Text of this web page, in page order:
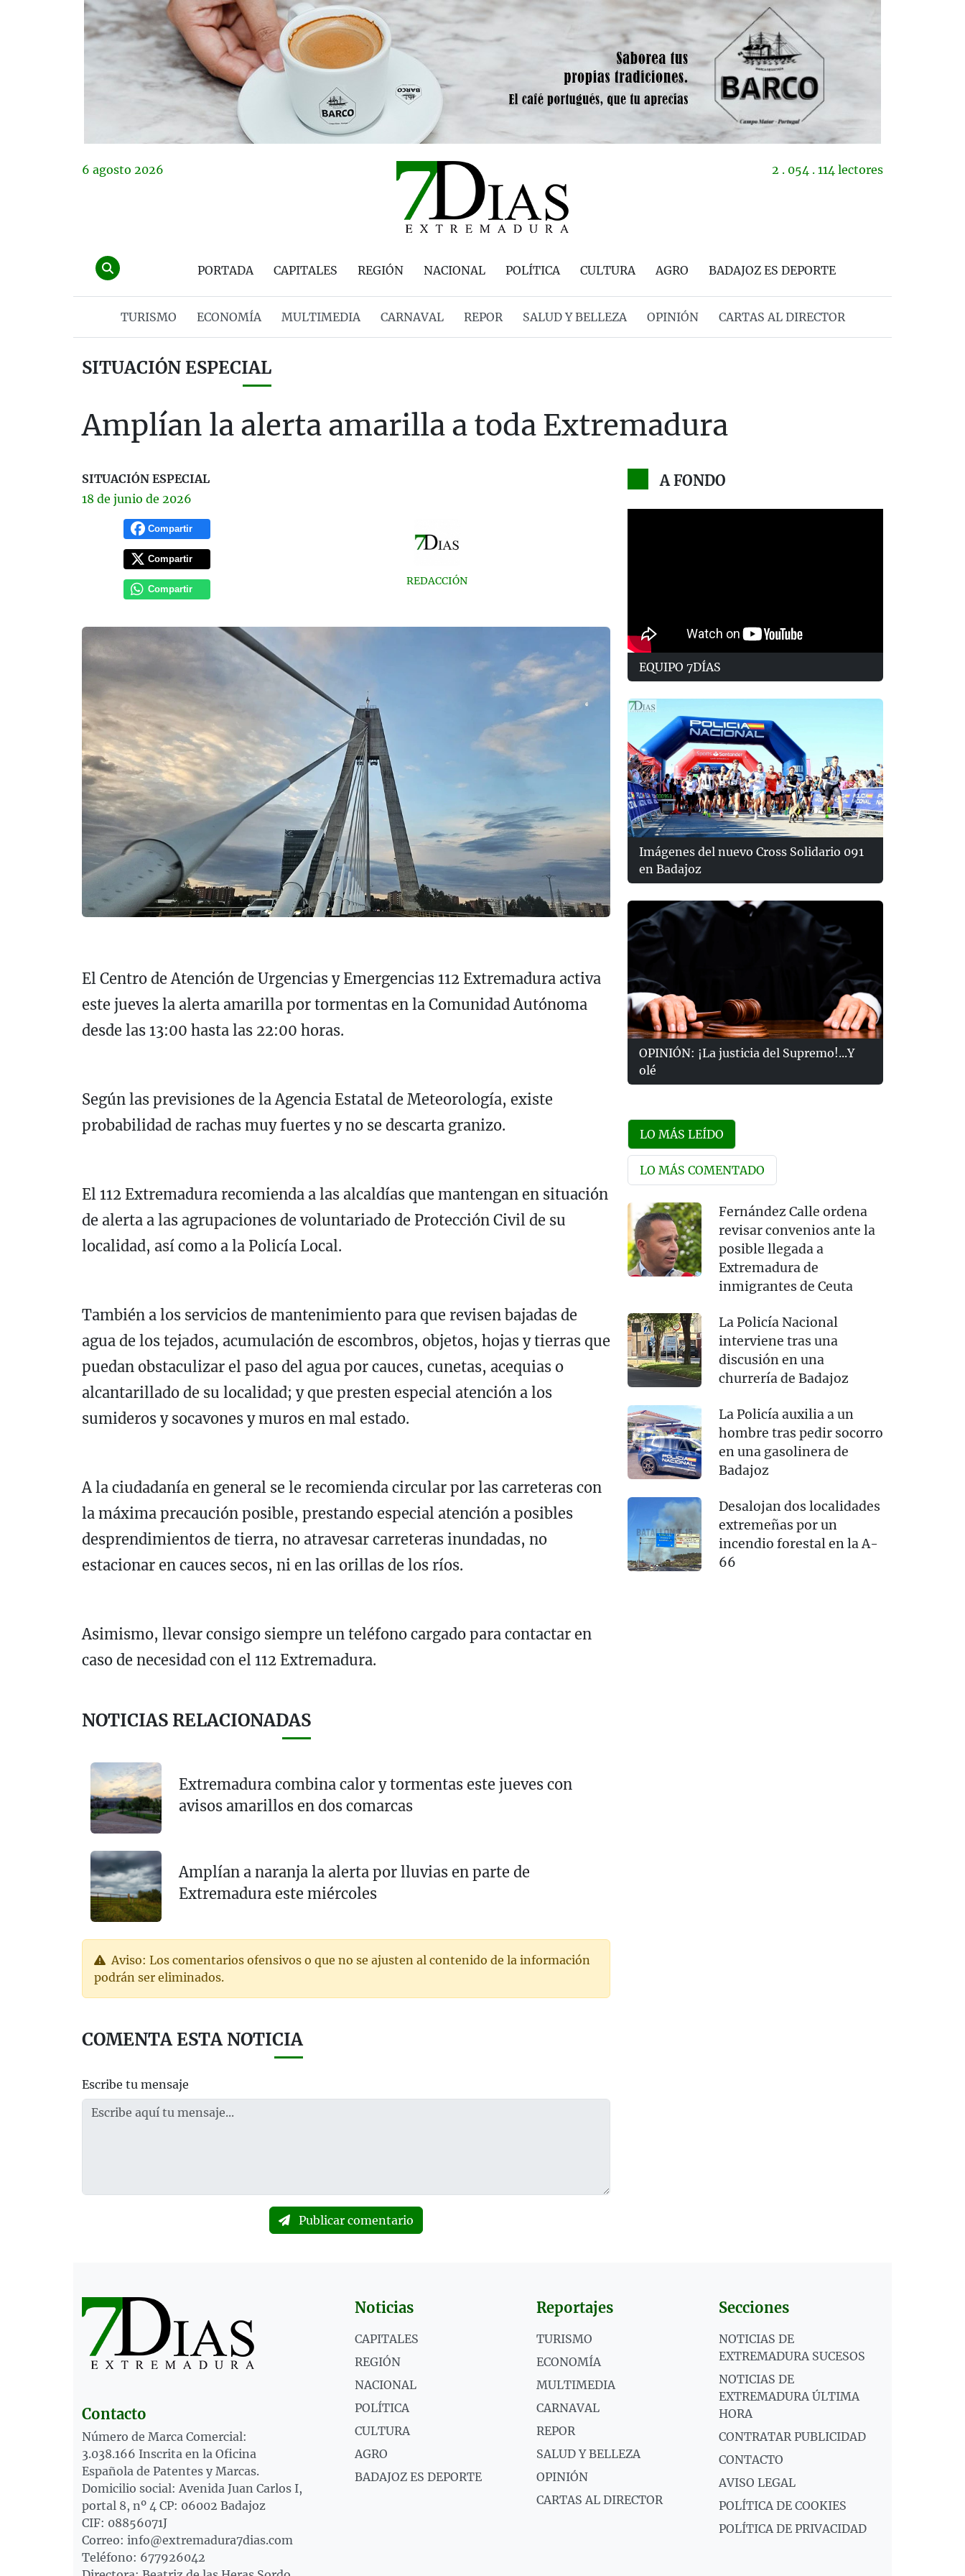
6 agosto 2026 2 . 054 . 114 lectores
PORTADA CAPITALES REGIÓN NACIONAL POLÍTICA CULTURA AGRO BADAJOZ ES DEPORTE
TURISMO ECONOMÍA MULTIMEDIA CARNAVAL REPOR SALUD Y BELLEZA OPINIÓN CARTAS AL DIRECTOR
SITUACIÓN ESPECIAL
Amplían la alerta amarilla a toda Extremadura
SITUACIÓN ESPECIAL
18 de junio de 2026
Compartir
Compartir
Compartir
REDACCIÓN
El Centro de Atención de Urgencias y Emergencias 112 Extremadura activa
este jueves la alerta amarilla por tormentas en la Comunidad Autónoma
desde las 13:00 hasta las 22:00 horas.
Según las previsiones de la Agencia Estatal de Meteorología, existe
probabilidad de rachas muy fuertes y no se descarta granizo.
El 112 Extremadura recomienda a las alcaldías que mantengan en situación
de alerta a las agrupaciones de voluntariado de Protección Civil de su
localidad, así como a la Policía Local.
También a los servicios de mantenimiento para que revisen bajadas de
agua de los tejados, acumulación de escombros, objetos, hojas y tierras que
puedan obstaculizar el paso del agua por cauces, cunetas, acequias o
alcantarillado de su localidad; y que presten especial atención a los
sumideros y socavones y muros en mal estado.
A la ciudadanía en general se le recomienda circular por las carreteras con
la máxima precaución posible, prestando especial atención a posibles
desprendimientos de tierra, no atravesar carreteras inundadas, no
estacionar en cauces secos, ni en las orillas de los ríos.
Asimismo, llevar consigo siempre un teléfono cargado para contactar en
caso de necesidad con el 112 Extremadura.
NOTICIAS RELACIONADAS
Extremadura combina calor y tormentas este jueves con
avisos amarillos en dos comarcas
Amplían a naranja la alerta por lluvias en parte de
Extremadura este miércoles
Aviso: Los comentarios ofensivos o que no se ajusten al contenido de la información
podrán ser eliminados.
COMENTA ESTA NOTICIA
Escribe tu mensaje
Publicar comentario
A FONDO
EQUIPO 7DÍAS
Imágenes del nuevo Cross Solidario 091
en Badajoz
OPINIÓN: ¡La justicia del Supremo!...Y
olé
LO MÁS LEÍDO
LO MÁS COMENTADO
Fernández Calle ordena
revisar convenios ante la
posible llegada a
Extremadura de
inmigrantes de Ceuta
La Policía Nacional
interviene tras una
discusión en una
churrería de Badajoz
La Policía auxilia a un
hombre tras pedir socorro
en una gasolinera de
Badajoz
Desalojan dos localidades
extremeñas por un
incendio forestal en la A-
66
Contacto
Número de Marca Comercial:
3.038.166 Inscrita en la Oficina
Española de Patentes y Marcas.
Domicilio social: Avenida Juan Carlos I,
portal 8, nº 4 CP: 06002 Badajoz
CIF: 08856071J
Correo: info@extremadura7dias.com
Teléfono: 677926042
Noticias
CAPITALES
REGIÓN
NACIONAL
POLÍTICA
CULTURA
AGRO
BADAJOZ ES DEPORTE
Reportajes
TURISMO
ECONOMÍA
MULTIMEDIA
CARNAVAL
REPOR
SALUD Y BELLEZA
OPINIÓN
CARTAS AL DIRECTOR
Secciones
NOTICIAS DE
EXTREMADURA SUCESOS
NOTICIAS DE
EXTREMADURA ÚLTIMA
HORA
CONTRATAR PUBLICIDAD
CONTACTO
AVISO LEGAL
POLÍTICA DE COOKIES
POLÍTICA DE PRIVACIDAD